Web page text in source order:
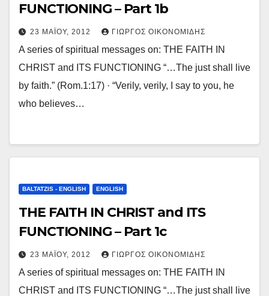
FUNCTIONING – Part 1b
23 ΜΑΪ́ΟΥ, 2012 ΓΙΏΡΓΟΣ ΟΙΚΟΝΟΜΊΔΗΣ
A series of spiritual messages on: THE FAITH IN
CHRIST and ITS FUNCTIONING “…The just shall live
by faith.” (Rom.1:17) · “Verily, verily, I say to you, he
who believes…
BALTATZIS - ENGLISH ENGLISH
THE FAITH IN CHRIST and ITS
FUNCTIONING – Part 1c
23 ΜΑΪ́ΟΥ, 2012 ΓΙΏΡΓΟΣ ΟΙΚΟΝΟΜΊΔΗΣ
A series of spiritual messages on: THE FAITH IN
CHRIST and ITS FUNCTIONING “…The just shall live